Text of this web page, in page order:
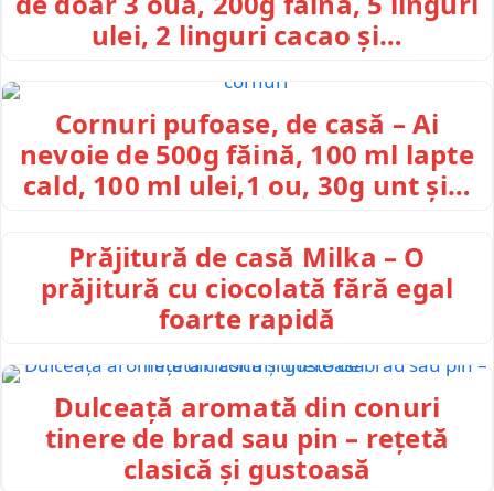
ulei, 2 linguri cacao și…
Cornuri pufoase, de casă – Ai
nevoie de 500g făină, 100 ml lapte
cald, 100 ml ulei,1 ou, 30g unt și…
Prăjitură de casă Milka – O
prăjitură cu ciocolată fără egal
foarte rapidă
Dulceață aromată din conuri
tinere de brad sau pin – rețetă
clasică și gustoasă